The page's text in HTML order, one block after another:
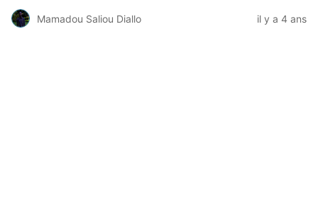
Mamadou Saliou Diallo il y a 4 ans